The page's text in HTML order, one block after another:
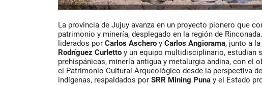
La provincia de Jujuy avanza en un proyecto pionero que
patrimonio y minería, desplegado en la región de
liderados por Carlos Aschero y Carlos Angiorama, junto a
Rodríguez Curletto y un equipo multidisciplinario, estudian
prehispánicas, minería antigua y metalurgia andina, con el
el Patrimonio Cultural Arqueológico desde la perspectiva
indígenas, respaldados por SRR Mining Puna y el Estado